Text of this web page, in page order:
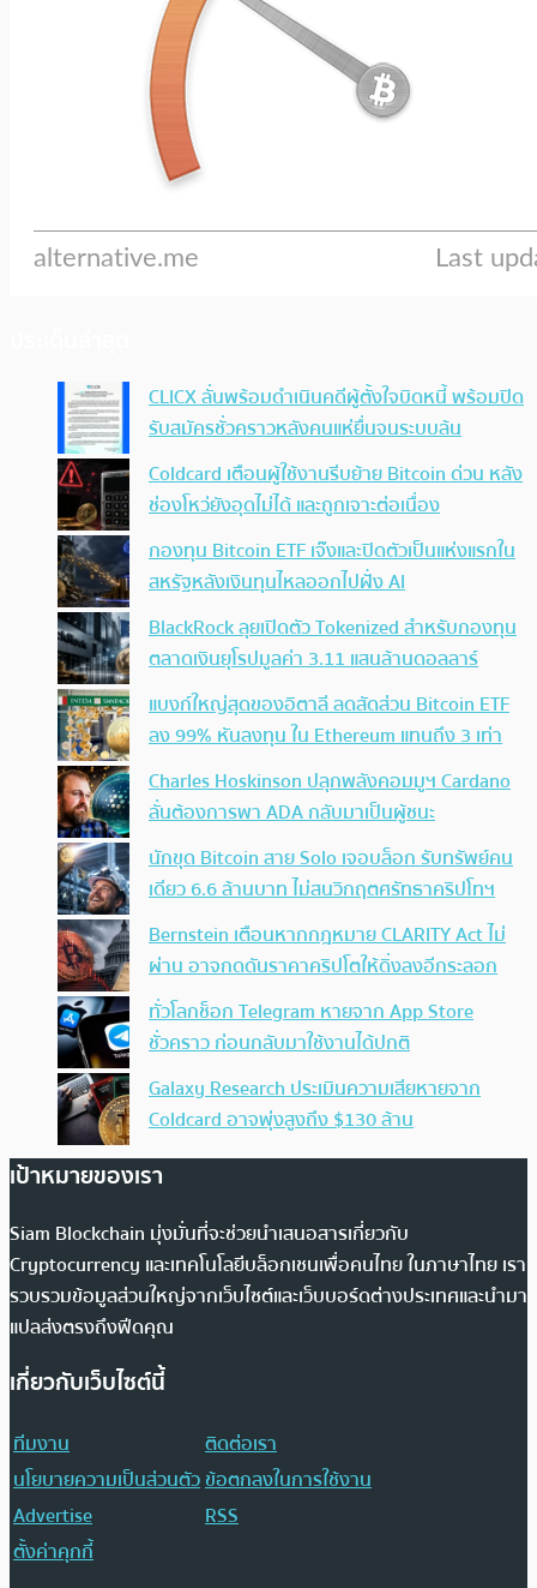
CLICX ลั่นพร้อมดำเนินคดีผู้ตั้งใจบิดหนี้ พร้อมปิด
รับสมัครชั่วคราวหลังคนแห่ยื่นจนระบบล้น
Coldcard เตือนผู้ใช้งานรีบย้าย Bitcoin ด่วน หลัง
ช่องโหว่ยังอุดไม่ได้ และถูกเจาะต่อเนื่อง
กองทุน Bitcoin ETF เจ๊งและปิดตัวเป็นแห่งแรกใน
สหรัฐหลังเงินทุนไหลออกไปฝั่ง AI
BlackRock ลุยเปิดตัว Tokenized สำหรับกองทุน
ตลาดเงินยุโรปมูลค่า 3.11 แสนล้านดอลลาร์
แบงก์ใหญ่สุดของอิตาลี ลดสัดส่วน Bitcoin ETF
ลง 99% หันลงทุน ใน Ethereum แทนถึง 3 เท่า
Charles Hoskinson ปลุกพลังคอมมูฯ Cardano
ลั่นต้องการพา ADA กลับมาเป็นผู้ชนะ
นักขุด Bitcoin สาย Solo เจอบล็อก รับทรัพย์คน
เดียว 6.6 ล้านบาท ไม่สนวิกฤตศรัทธาคริปโทฯ
Bernstein เตือนหากกฎหมาย CLARITY Act ไม่
ผ่าน อาจกดดันราคาคริปโตให้ดิ่งลงอีกระลอก
ทั่วโลกช็อก Telegram หายจาก App Store
ชั่วคราว ก่อนกลับมาใช้งานได้ปกติ
Galaxy Research ประเมินความเสียหายจาก
Coldcard อาจพุ่งสูงถึง $130 ล้าน
เป้าหมายของเรา
Siam Blockchain มุ่งมั่นที่จะช่วยนำเสนอสารเกี่ยวกับ
Cryptocurrency และเทคโนโลยีบล็อกเชนเพื่อคนไทย ในภาษาไทย เรา
รวบรวมข้อมูลส่วนใหญ่จากเว็บไซต์และเว็บบอร์ดต่างประเทศและนำมา
แปลส่งตรงถึงฟีดคุณ
เกี่ยวกับเว็บไซต์นี้
ทีมงาน
ติดต่อเรา
นโยบายความเป็นส่วนตัวข้อตกลงในการใช้งาน
Advertise
RSS
ตั้งค่าคุกกี้